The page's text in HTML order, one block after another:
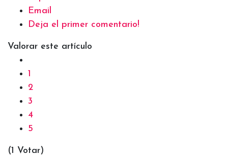
Email
Deja el primer comentario!
Valorar este artículo
1
2
3
4
5
(1 Votar)